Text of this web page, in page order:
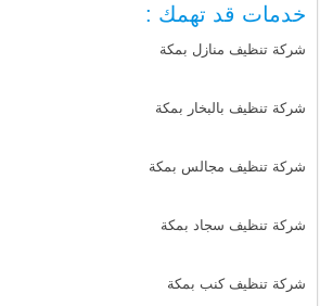
خدمات قد تهمك :
شركة تنظيف منازل بمكة
شركة تنظيف بالبخار بمكة
شركة تنظيف مجالس بمكة
شركة تنظيف سجاد بمكة
شركة تنظيف كنب بمكة